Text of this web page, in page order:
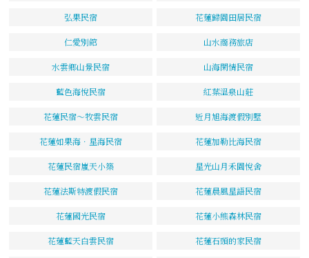
弘果民宿 花蓮歸園田居民宿
仁愛別館 山水商務旅店
水雲鄉山景民宿 山海閑情民宿
藍色海悅民宿 紅葉溫泉山莊
花蓮民宿～牧雲民宿 近月旭海渡假別墅
花蓮如果海．星海民宿 花蓮加勒比海民宿
花蓮民宿嵐天小築 星光山月禾園悅舍
花蓮法斯特渡假民宿 花蓮晨風星語民宿
花蓮國光民宿 花蓮小熊森林民宿
花蓮藍天白雲民宿 花蓮石頭的家民宿